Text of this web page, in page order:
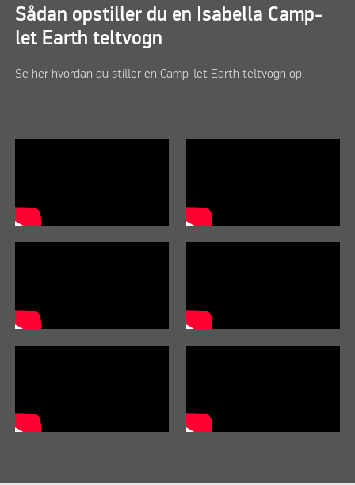
Sådan opstiller du en Isabella Camp-
let Earth teltvogn
Se her hvordan du stiller en Camp-let Earth teltvogn op.